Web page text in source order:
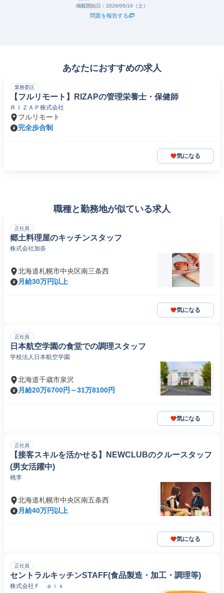
掲載開始日： 2026/05/16（土）
問題を報告する
あなたにおすすめの求人
業務委託
【フルリモート】RIZAPの管理栄養士・保健師
ＲＩＺＡＰ株式会社
フルリモート
完全歩合制
気になる
職種と勤務地が似ている求人
正社員
郷土料理屋のキッチンスタッフ
株式会社加奈
北海道札幌市中央区南三条西
月給30万円以上
気になる
正社員
日本航空学園の食堂での調理スタッフ
学校法人日本航空学園
北海道千歳市泉沢
月給20万6700円～31万8100円
気になる
正社員
【接客スキルを活かせる】NEWCLUBのクルースタッフ
(男女活躍中)
桃李
北海道札幌市中央区南五条西
月給40万円以上
気になる
正社員
セントラルキッチンSTAFF(食品製造・加工・調理等)
株式会社Ｆ ａｉｘ